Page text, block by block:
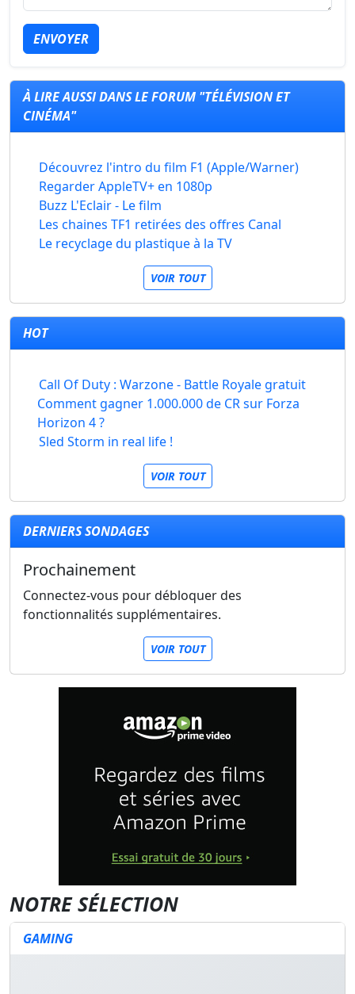
ENVOYER
À LIRE AUSSI DANS LE FORUM "TÉLÉVISION ET
CINÉMA"
Découvrez l'intro du film F1 (Apple/Warner)
Regarder AppleTV+ en 1080p
Buzz L'Eclair - Le film
Les chaines TF1 retirées des offres Canal
Le recyclage du plastique à la TV
VOIR TOUT
HOT
Call Of Duty : Warzone - Battle Royale gratuit
Comment gagner 1.000.000 de CR sur Forza
Horizon 4 ?
Sled Storm in real life !
VOIR TOUT
DERNIERS SONDAGES
Prochainement
Connectez-vous pour débloquer des
fonctionnalités supplémentaires.
VOIR TOUT
NOTRE SÉLECTION
GAMING